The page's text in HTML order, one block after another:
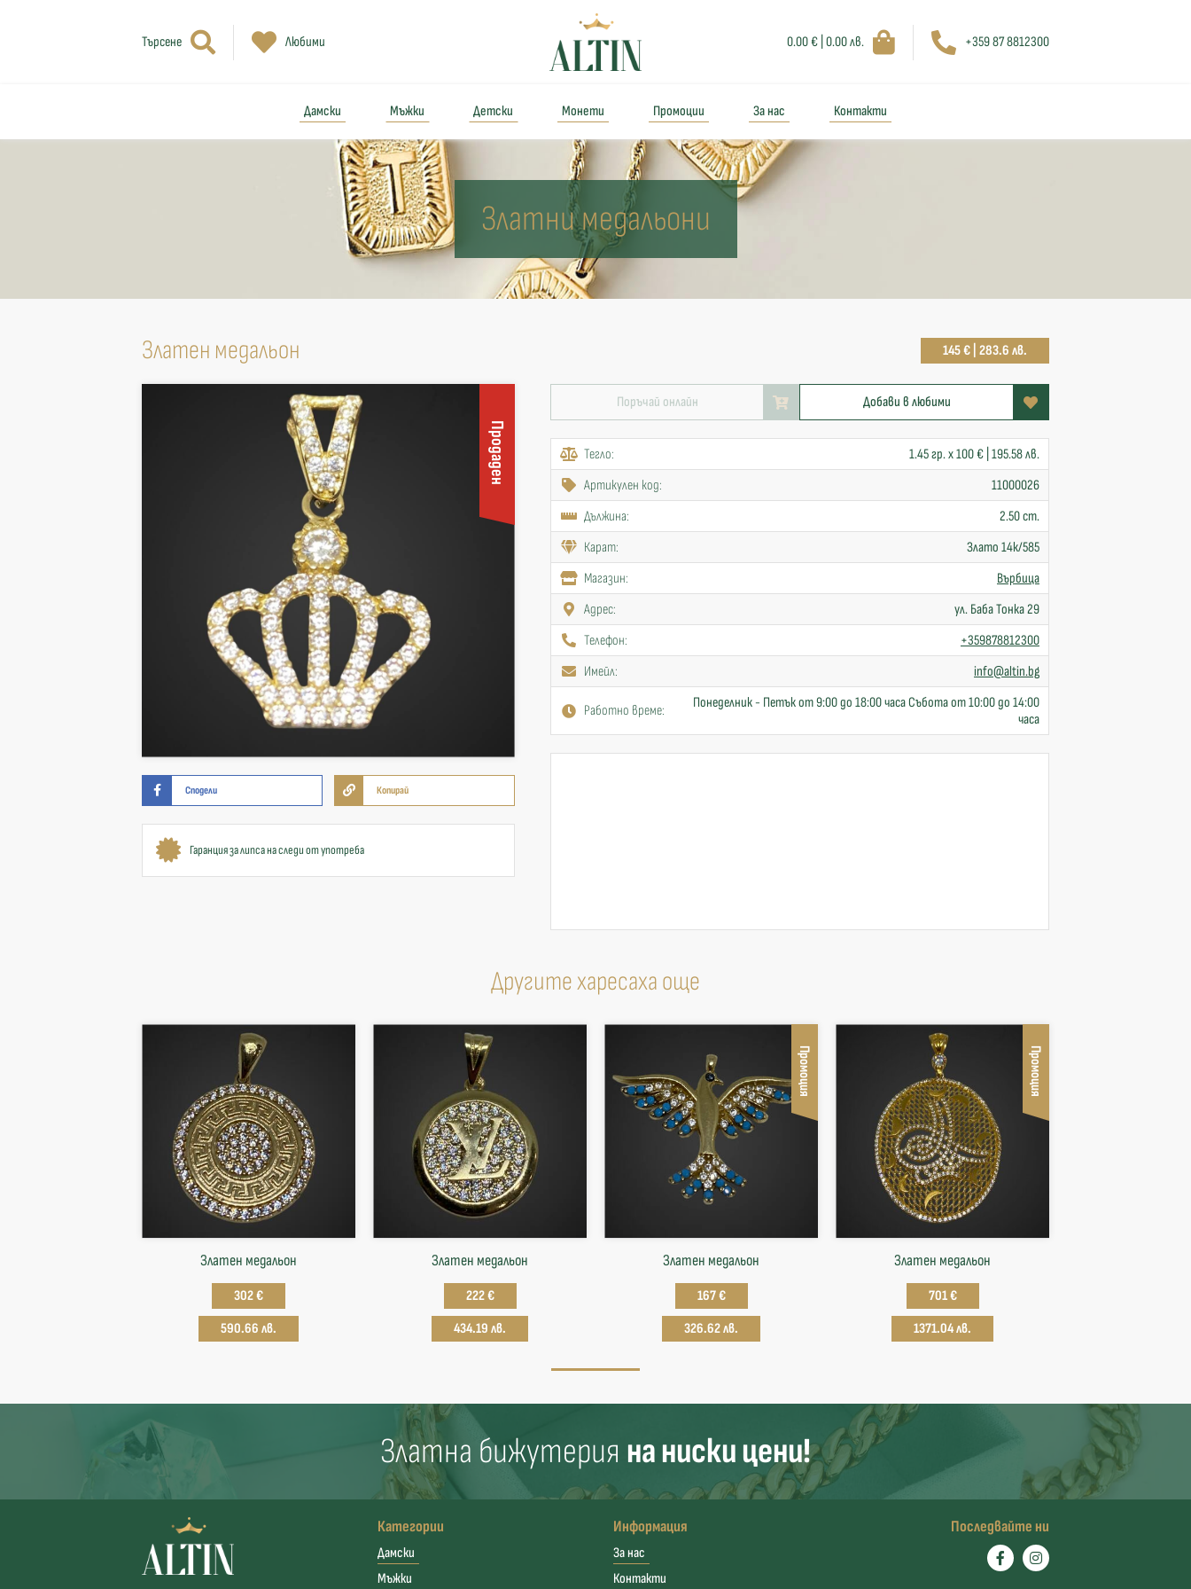
Търсене Любими 0.00 € | 0.00 лв. +359 87 8812300
Дамски Мъжки Детски Монети Промоции За нас Контакти
Златни медальони
Златен медальон 145 € | 283.6 лв.
Продаден
Сподели Копирай
Гаранция за липса на следи от употреба
Поръчай онлайн Добави в любими
Тегло:
1.45 гр. x 100 € | 195.58 лв.
Артикулен код:
11000026
Дължина:
2.50 cm.
Карат:
Злато 14к/585
Mагазин:
Върбица
Адрес:
ул. Баба Тонка 29
Телефон:
+359878812300
Имейл:
info@altin.bg
Работно време:
Понеделник - Петък от 9:00 до 18:00 часа Събота от 10:00 до 14:00
часа
Другите харесаха още
Златен медальон
302 €
590.66 лв.
Златен медальон
222 €
434.19 лв.
Промоция
Златен медальон
167 €
326.62 лв.
Промоция
Златен медальон
701 €
1371.04 лв.
Златна бижутерия на ниски цени!
Категории
Дамски
Мъжки
Информация
За нас
Контакти
Последвайте ни